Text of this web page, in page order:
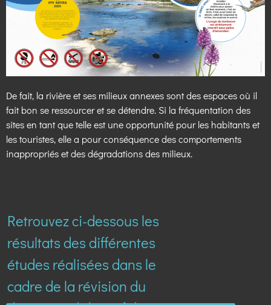
De fait, la rivière et ses milieux annexes sont des espaces où il
fait bon se ressourcer et se détendre. Si la fréquentation des
sites en tant que telle est une opportunité pour les habitants et
les touristes, elle a pour conséquence des comportements
inappropriés et des dégradations des milieux.
Retrouvez ci-dessous les
résultats des différentes
études réalisées dans le
cadre de la révision du